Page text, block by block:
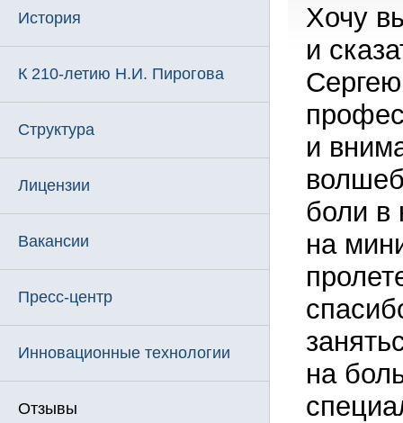
История
К 210-летию Н.И. Пирогова
Структура
Лицензии
Вакансии
Пресс-центр
Инновационные технологии
Отзывы
Хочу
и
и
боли в
на
на